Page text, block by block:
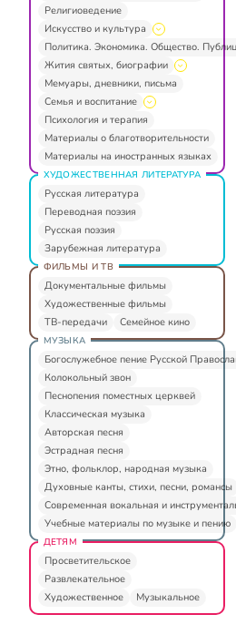
Религиоведение
Искусство и культура
Политика. Экономика. Общество.
Жития святых, биографии
Мемуары, дневники, письма
Семья и воспитание
Психология и терапия
Материалы о благотворительности
Материалы на иностранных языках
ХУДОЖЕСТВЕННАЯ ЛИТЕРАТУРА
Русская литература
Переводная поэзия
Русская поэзия
Зарубежная литература
ФИЛЬМЫ И ТВ
Документальные фильмы
Художественные фильмы
ТВ-передачи
Семейное кино
МУЗЫКА
Богослужебное пение Русской
Колокольный звон
Песнопения поместных церквей
Классическая музыка
Авторская песня
Эстрадная песня
Этно, фольклор, народная музыка
Духовные канты, стихи, песни, романсы
Современная вокальная и
Учебные материалы по музыке и пению
ДЕТЯМ
Просветительское
Развлекательное
Художественное
Музыкальное